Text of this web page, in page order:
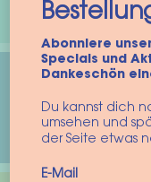
Instagram-
Abonniere
Specials und
Dankeschön
Du kannst dich
umsehen und
der Seite etwas
E-Mail